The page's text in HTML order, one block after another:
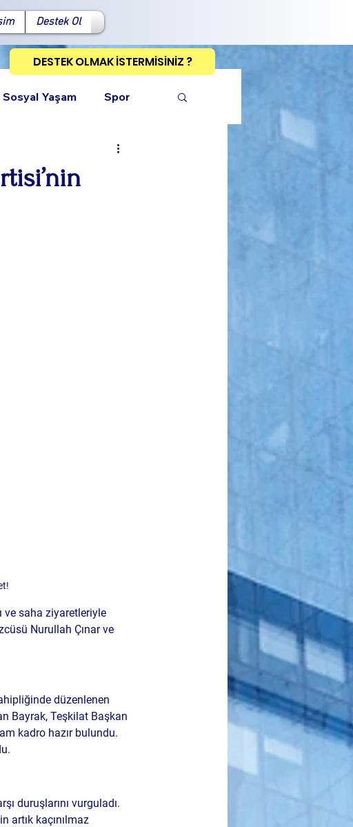
Destek Ol
DESTEK OLMAK İSTERMİSİNİZ ?
Sosyal Yaşam Spor
ve saha ziyaretleriyle
Nurullah Çınar ve
düzenlenen
Bayrak, Teşkilat Başkan
kadro hazır bulundu.
duruşlarını vurguladı.
artık kaçınılmaz